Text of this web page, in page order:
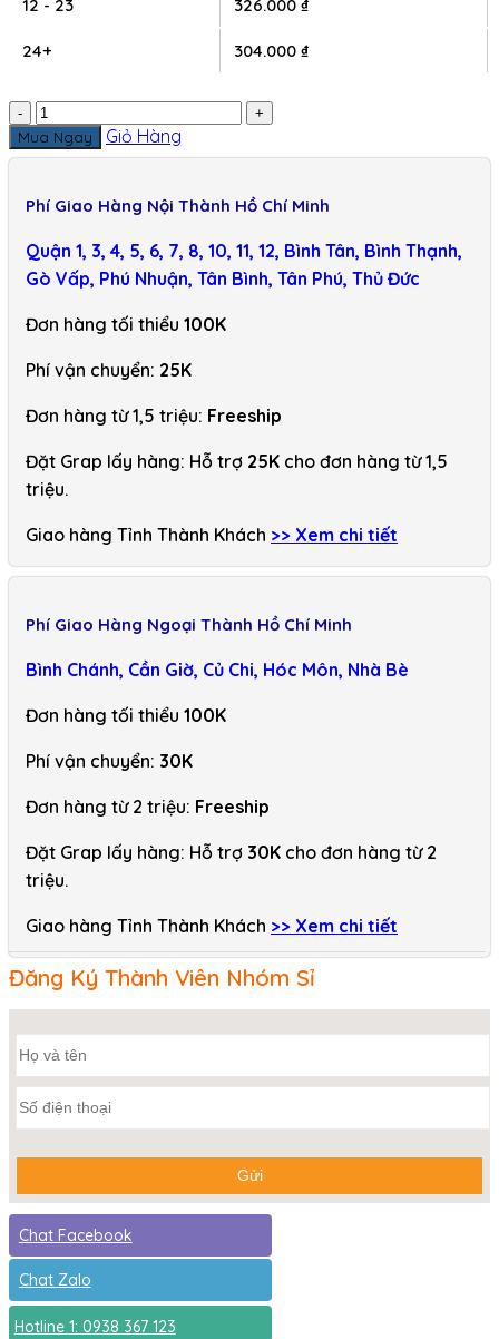
12 - 23 326.000 ₫
24+ 304.000 ₫
- +
Mua Ngay Giỏ Hàng
Phí Giao Hàng Nội Thành Hồ Chí Minh
Quận 1, 3, 4, 5, 6, 7, 8, 10, 11, 12, Bình Tân, Bình Thạnh,
Gò Vấp, Phú Nhuận, Tân Bình, Tân Phú, Thủ Đức
Đơn hàng tối thiểu 100K
Phí vận chuyển: 25K
Đơn hàng từ 1,5 triệu: Freeship
Đặt Grap lấy hàng: Hỗ trợ 25K cho đơn hàng từ 1,5
triệu.
Giao hàng Tỉnh Thành Khách >> Xem chi tiết
Phí Giao Hàng Ngoại Thành Hồ Chí Minh
Bình Chánh, Cần Giờ, Củ Chi, Hóc Môn, Nhà Bè
Đơn hàng tối thiểu 100K
Phí vận chuyển: 30K
Đơn hàng từ 2 triệu: Freeship
Đặt Grap lấy hàng: Hỗ trợ 30K cho đơn hàng từ 2
triệu.
Giao hàng Tỉnh Thành Khách >> Xem chi tiết
Đăng Ký Thành Viên Nhóm Sỉ
Chat Facebook
Chat Zalo
Hotline 1: 0938 367 123